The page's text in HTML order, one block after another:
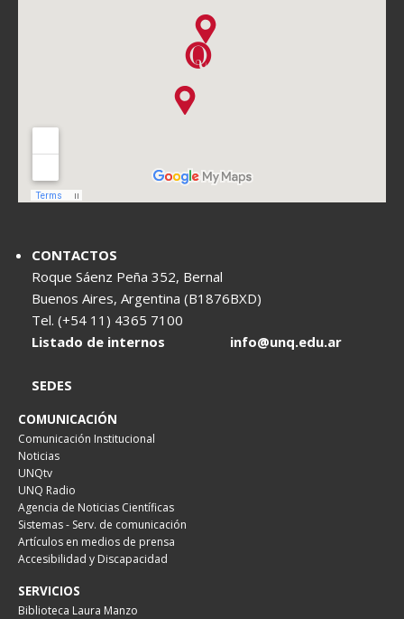
CONTACTOS
Roque Sáenz Peña 352, Bernal
Buenos Aires, Argentina (B1876BXD)
Tel. (+54 11) 4365 7100
Listado de internos
info@unq.edu.ar
SEDES
COMUNICACIÓN
Comunicación Institucional
Noticias
UNQtv
UNQ Radio
Agencia de Noticias Científicas
Sistemas - Serv. de comunicación
Artículos en medios de prensa
Accesibilidad y Discapacidad
SERVICIOS
Biblioteca Laura Manzo